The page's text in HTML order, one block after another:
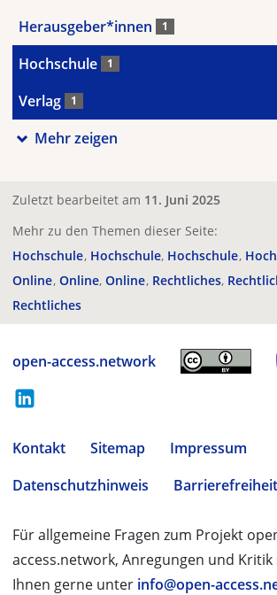
Herausgeber*innen 1
Hochschule 1
Verlag 1
Mehr zeigen
Zuletzt bearbeitet am 11. Juni 2025
Mehr zu den Themen dieser Seite:
Hochschule Hochschule Hochschule
Online Online Online Rechtliches
Rechtliches
open-access.network
Kontakt Sitemap
Impressum
Datenschutzhinweis
Barrierefreiheit
Für allgemeine Fragen zum Projekt
access.network, Anregungen und
Ihnen gerne unter info@open-